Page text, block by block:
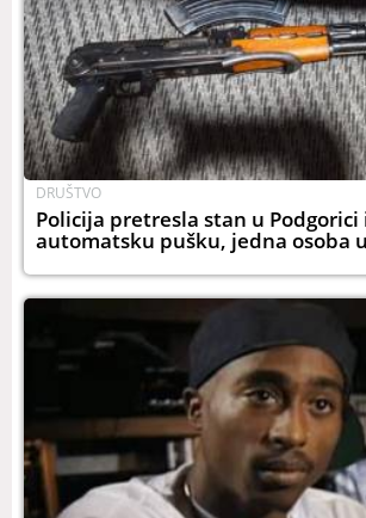
DRUŠTVO
Policija pretresla stan u Podgorici
automatsku pušku, jedna osoba